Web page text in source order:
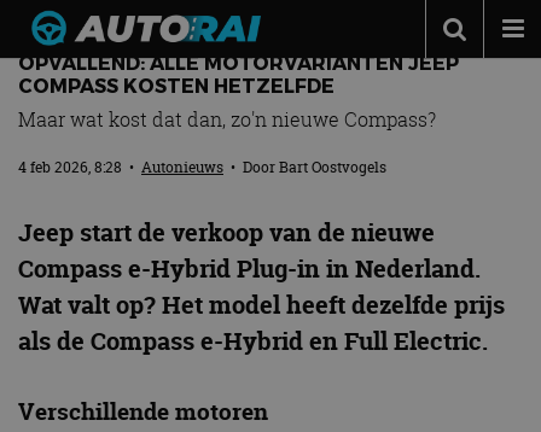
Autonieuws
Podcast
Autotests
Automerken
Adverteren
Contact
MotorRAI.nl
OPVALLEND: ALLE MOTORVARIANTEN JEEP
COMPASS KOSTEN HETZELFDE
Maar wat kost dat dan, zo'n nieuwe Compass?
4 feb 2026, 8:28 • Autonieuws • DoorBart Oostvogels
Jeep start de verkoop van de nieuwe
Compass e-Hybrid Plug-in in Nederland.
Wat valt op? Het model heeft dezelfde prijs
als de Compass e-Hybrid en Full Electric.
Verschillende motoren